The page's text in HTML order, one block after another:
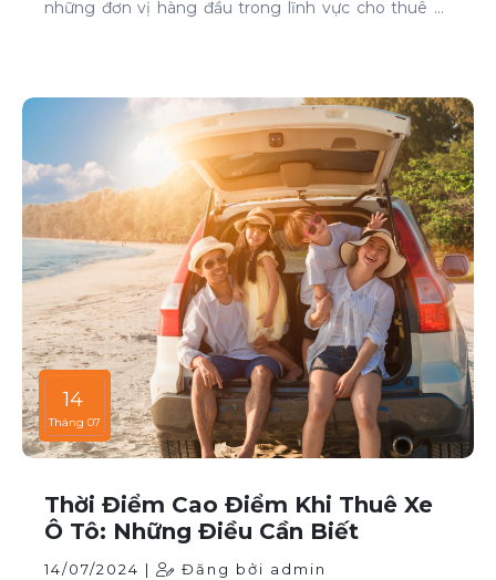
những đơn vị hàng đầu trong lĩnh vực cho thuê xe
14
Tháng 07
Thời Điểm Cao Điểm Khi Thuê Xe
Ô Tô: Những Điều Cần Biết
14/07/2024 | Đăng bởi admin